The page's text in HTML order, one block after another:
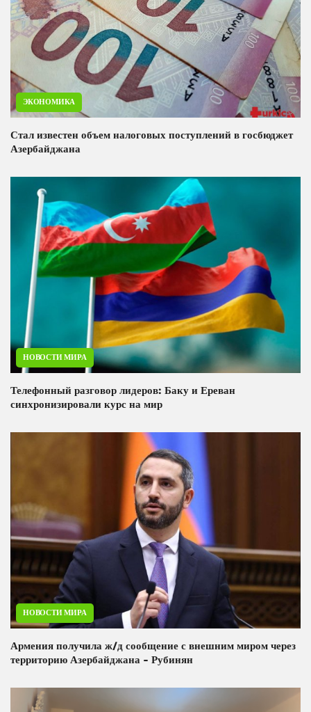
ЭКОНОМИКА
Стал известен объем налоговых поступлений в госбюджет
Азербайджана
НОВОСТИ МИРА
Телефонный разговор лидеров: Баку и Ереван
синхронизировали курс на мир
НОВОСТИ МИРА
Армения получила ж/д сообщение с внешним миром через
территорию Азербайджана - Рубинян